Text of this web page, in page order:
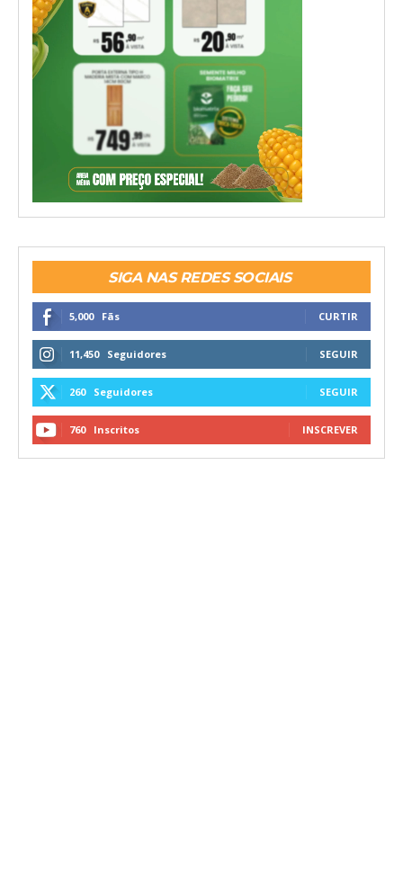
SIGA NAS REDES SOCIAIS
5,000 Fãs CURTIR
11,450 Seguidores SEGUIR
260 Seguidores SEGUIR
760 Inscritos INSCREVER